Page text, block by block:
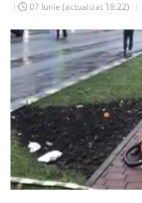
07 Iunie (actualizat 18:22)